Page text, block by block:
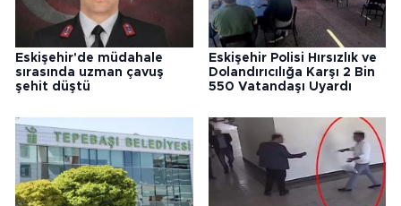
Eskişehir'de müdahale
sırasında uzman çavuş
şehit düştü
Eskişehir Polisi Hırsızlık ve
Dolandırıcılığa Karşı 2 Bin
550 Vatandaşı Uyardı